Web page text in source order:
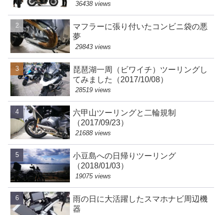
36438 views
マフラーに張り付いたコンビニ袋の悪
夢
29843 views
琵琶湖一周（ビワイチ）ツーリングし
てみました（2017/10/08）
28519 views
六甲山ツーリングと二輪規制
（2017/09/23）
21688 views
小豆島への日帰りツーリング
（2018/01/03）
19075 views
雨の日に大活躍したスマホナビ周辺機
器